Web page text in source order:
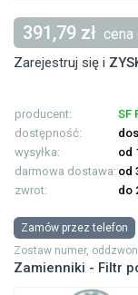
391,79 zł cena
Zarejestruj się i
producent:
SF
dostępność:
wysyłka:
od
darmowa dostawa: od
zwrot:
do
Zamów przez telefon
Zostaw numer,
Zamienniki - Filtr